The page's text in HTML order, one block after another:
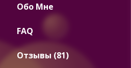
Обо Мне
FAQ
Отзывы (81)